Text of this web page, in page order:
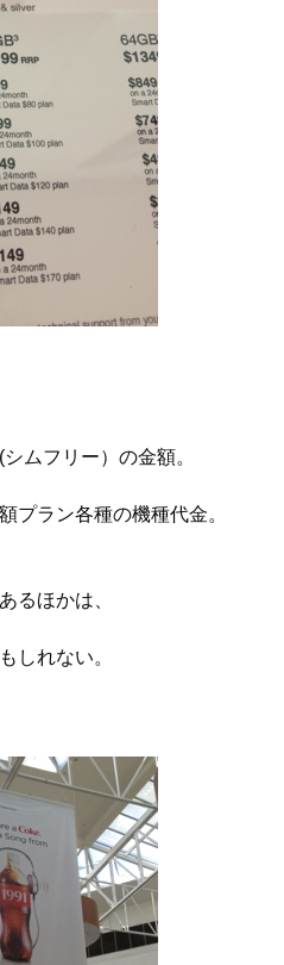
ムフリー）の金額。
プラン各種の機種代金。
るほかは、
しれない。